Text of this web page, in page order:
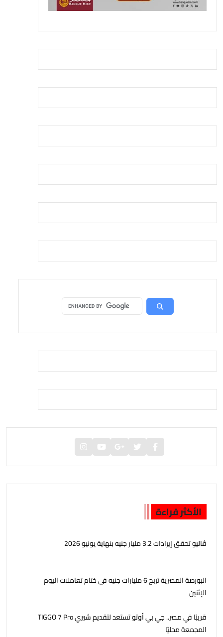
الأكثر قراءة
ڤاليو تحقق إيرادات 3.2 مليار جنيه بنهاية يونيو 2026
البورصة المصرية تربح 6 مليارات جنيه فى ختام تعاملات اليوم
الإثنين
قريبًا في مصر.. جي بي أوتو تستعد لتقديم شيري TIGGO 7 Pro
المجمعة محليًا